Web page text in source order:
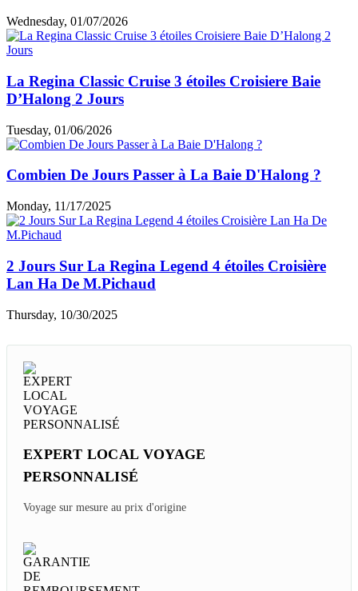
Wednesday, 01/07/2026
La Regina Classic Cruise 3 étoiles Croisiere Baie
D’Halong 2 Jours
Tuesday, 01/06/2026
Combien De Jours Passer à La Baie D'Halong ?
Monday, 11/17/2025
2 Jours Sur La Regina Legend 4 étoiles Croisière
Lan Ha De M.Pichaud
Thursday, 10/30/2025
EXPERT LOCAL VOYAGE
PERSONNALISÉ
Voyage sur mesure au prix d'origine